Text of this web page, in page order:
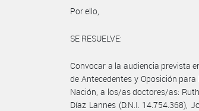
Por ello,
SE RESUELVE:
Convocar a la audiencia prevista
de Antecedentes y Oposición
Nación, a los/as doctores/as:
Díaz Lannes (D.N.I. 14.754.368),